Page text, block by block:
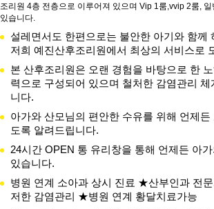
조리원 4층 전층으로 이루어져 있으며 Vip 1룸,vvip 2룸,
있습니다.
설레면서도 한편으로는 불안한 아기와 함께
저희 예진산후조리원에서 최상의 서비스로
본 산후조리원은 오랜 경험을 바탕으로 한
력으로 구성되어 있으며 철처한 감염관리
니다.
아가와 산모님의 편안한 수유를 위해 언제든
도록 알려드립니다.
24시간 OPEN 통 유리창을 통해 언제든 아
있습니다.
병원 연계 소아과 상시 진료 ★산부인과 전
저한 감염관리 ★병원 연계 황달치료가능